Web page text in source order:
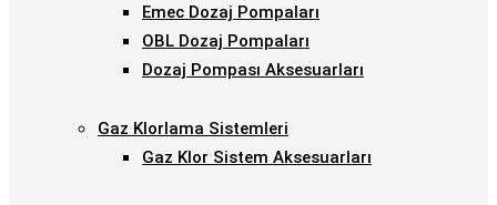
Emec Dozaj Pompaları
OBL Dozaj Pompaları
Dozaj Pompası Aksesuarları
Gaz Klorlama Sistemleri
Gaz Klor Sistem Aksesuarları